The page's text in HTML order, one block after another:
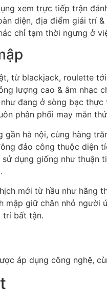
xem trực tiếp trận
diện, địa điểm giải trí
chỉ tạm thời ngưng ở
từ blackjack, roulette
lượng cao & âm nhạc
đang ở sòng bạc
phân phối may mắn
hà nội, cùng hàng
đảo công thuộc diện
dụng giống như thuận
mới từ hầu như hãng
giữ chân nhỏ người
trí bất tận.
áp dụng công nghệ,